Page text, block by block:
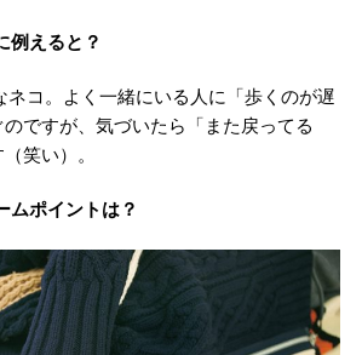
例えると？
ネコ。よく一緒にいる人に「歩くのが遅
ですが、気づいたら「また戻ってる
笑い）。
ムポイントは？